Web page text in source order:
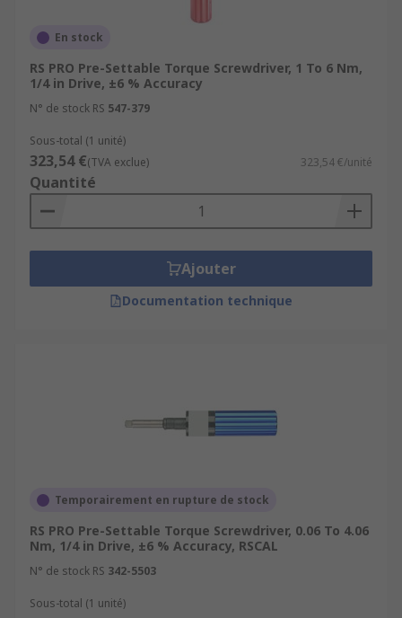
En stock
RS PRO Pre-Settable Torque Screwdriver, 1 To 6 Nm,
1/4 in Drive, ±6 % Accuracy
N° de stock RS 547-379
Sous-total (1 unité)
323,54 €(TVA exclue) 323,54 €/unité
Quantité
Ajouter
Documentation technique
Temporairement en rupture de stock
RS PRO Pre-Settable Torque Screwdriver, 0.06 To 4.06
Nm, 1/4 in Drive, ±6 % Accuracy, RSCAL
N° de stock RS 342-5503
Sous-total (1 unité)